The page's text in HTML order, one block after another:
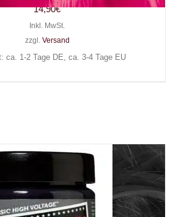
14,90€
Inkl. MwSt.
zzgl. Versand
ca. 1-2 Tage DE, ca. 3-4 Tage EU